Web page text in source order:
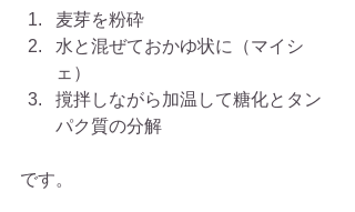
麦芽を粉砕
水と混ぜておかゆ状に（マイシ
ェ）
撹拌しながら加温して糖化とタン
パク質の分解
です。